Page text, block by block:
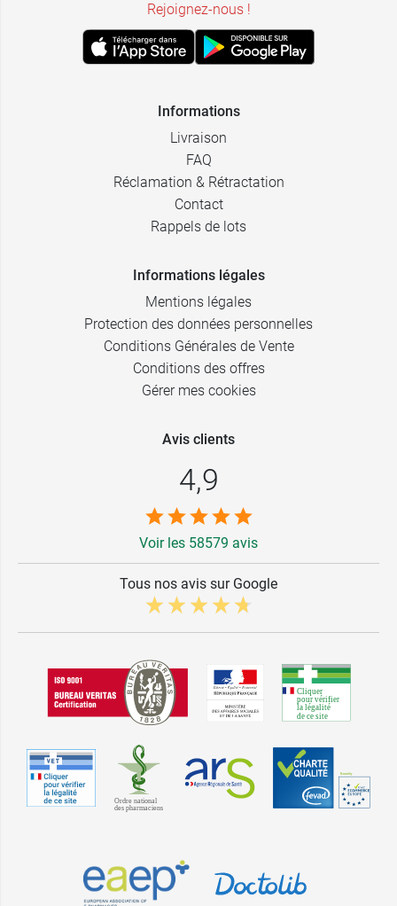
Rejoignez-nous !
Informations
Livraison
FAQ
Réclamation & Rétractation
Contact
Rappels de lots
Informations légales
Mentions légales
Protection des données personnelles
Conditions Générales de Vente
Conditions des offres
Gérer mes cookies
Avis clients
4,9
Voir les 58579 avis
Tous nos avis sur Google